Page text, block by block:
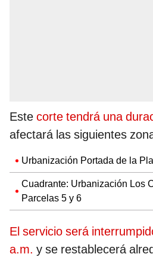
Este corte tendrá una
afectará las siguientes
Urbanización Portada de la
Cuadrante: Urbanización Los
Parcelas 5 y 6
El servicio será
a.m. y se restablecerá